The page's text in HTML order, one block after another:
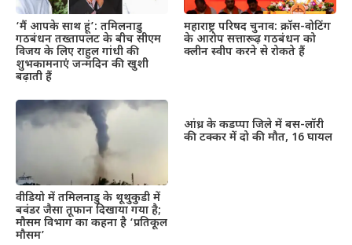
‘मैं आपके साथ हूं’: तमिलनाडु
गठबंधन तख्तापलट के बीच सीएम
विजय के लिए राहुल गांधी की
शुभकामनाएं जन्मदिन की खुशी
बढ़ाती हैं
महाराष्ट्र परिषद चुनाव: क्रॉस-वोटिंग
के आरोप सत्तारूढ़ गठबंधन को
क्लीन स्वीप करने से रोकते हैं
वीडियो में तमिलनाडु के थूथुकुडी में
बवंडर जैसा तूफान दिखाया गया है;
मौसम विभाग का कहना है ‘प्रतिकूल
मौसम’
आंध्र के कडप्पा जिले में बस-लॉरी
की टक्कर में दो की मौत, 16 घायल